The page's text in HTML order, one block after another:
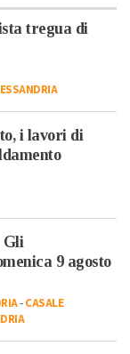
tregua di
i lavori di
Gli
9 agosto
-CASALE